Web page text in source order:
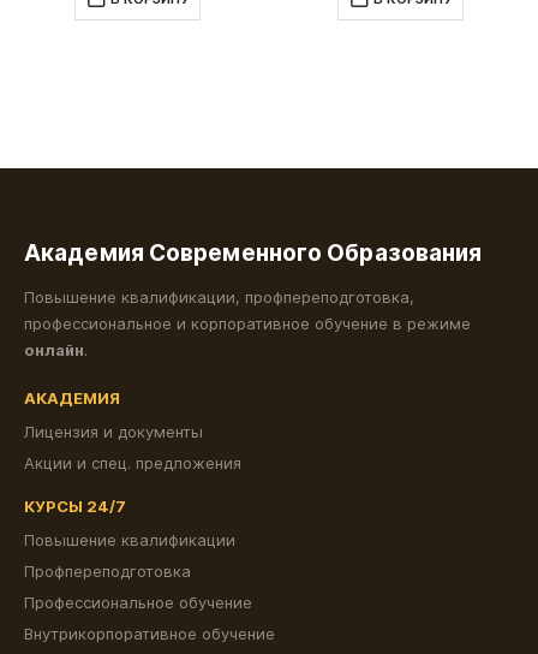
8,000.00 ₽.
9,000.00 ₽.
Академия Современного Образования
Повышение квалификации, профпереподготовка,
профессиональное и корпоративное обучение в режиме
онлайн.
АКАДЕМИЯ
Лицензия и документы
Акции и спец. предложения
КУРСЫ 24/7
Повышение квалификации
Профпереподготовка
Профессиональное обучение
Внутрикорпоративное обучение